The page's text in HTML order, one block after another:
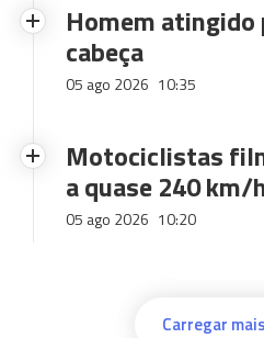
Homem
cabeça
05 ago 2026 10:35
Motociclistas
a quase 240 km/
05 ago 2026 10:20
Carregar